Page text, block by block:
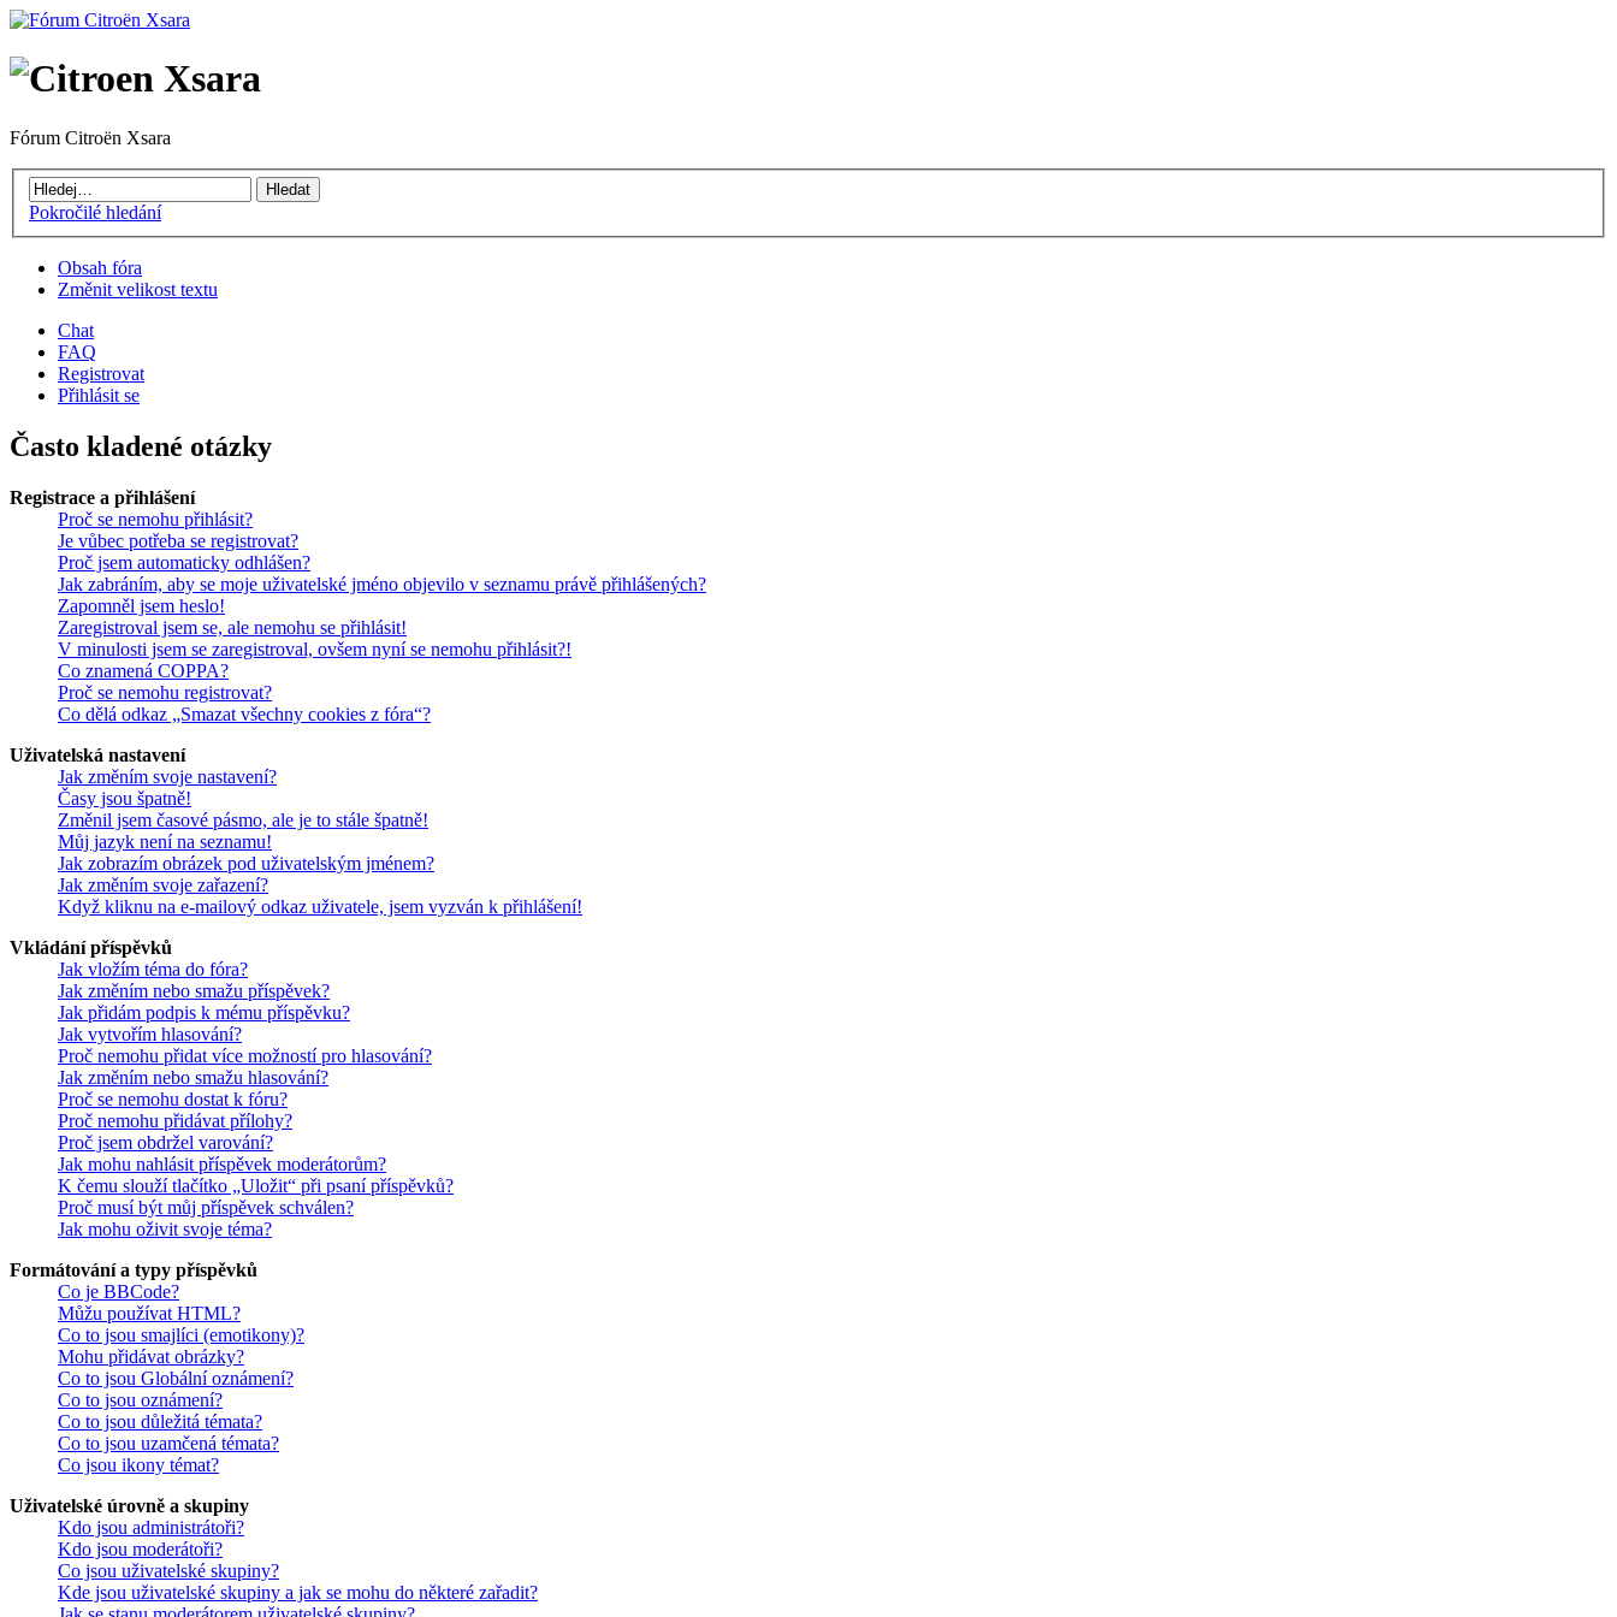
Fórum Citroën Xsara
Pokročilé hledání
Obsah fóra
Změnit velikost textu
Chat
FAQ
Registrovat
Přihlásit se
Často kladené otázky
Registrace a přihlášení
Proč se nemohu přihlásit?
Je vůbec potřeba se registrovat?
Proč jsem automaticky odhlášen?
Jak zabráním, aby se moje uživatelské jméno objevilo v seznamu právě přihlášených?
Zapomněl jsem heslo!
Zaregistroval jsem se, ale nemohu se přihlásit!
V minulosti jsem se zaregistroval, ovšem nyní se nemohu přihlásit?!
Co znamená COPPA?
Proč se nemohu registrovat?
Co dělá odkaz „Smazat všechny cookies z fóra“?
Uživatelská nastavení
Jak změním svoje nastavení?
Časy jsou špatně!
Změnil jsem časové pásmo, ale je to stále špatně!
Můj jazyk není na seznamu!
Jak zobrazím obrázek pod uživatelským jménem?
Jak změním svoje zařazení?
Když kliknu na e-mailový odkaz uživatele, jsem vyzván k přihlášení!
Vkládání příspěvků
Jak vložím téma do fóra?
Jak změním nebo smažu příspěvek?
Jak přidám podpis k mému příspěvku?
Jak vytvořím hlasování?
Proč nemohu přidat více možností pro hlasování?
Jak změním nebo smažu hlasování?
Proč se nemohu dostat k fóru?
Proč nemohu přidávat přílohy?
Proč jsem obdržel varování?
Jak mohu nahlásit příspěvek moderátorům?
K čemu slouží tlačítko „Uložit“ při psaní příspěvků?
Proč musí být můj příspěvek schválen?
Jak mohu oživit svoje téma?
Formátování a typy příspěvků
Co je BBCode?
Můžu používat HTML?
Co to jsou smajlíci (emotikony)?
Mohu přidávat obrázky?
Co to jsou Globální oznámení?
Co to jsou oznámení?
Co to jsou důležitá témata?
Co to jsou uzamčená témata?
Co jsou ikony témat?
Uživatelské úrovně a skupiny
Kdo jsou administrátoři?
Kdo jsou moderátoři?
Co jsou uživatelské skupiny?
Kde jsou uživatelské skupiny a jak se mohu do některé zařadit?